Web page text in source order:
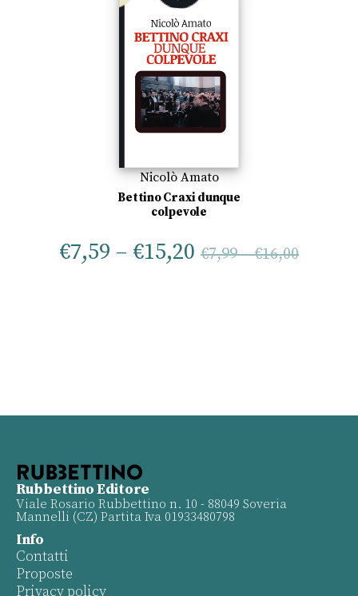
Nicolò Amato
Bettino Craxi dunque
colpevole
€7,59 – €15,20 €7,99–€16,00
Rubbettino Editore
Viale Rosario Rubbettino n. 10 - 88049 Soveria
Mannelli (CZ) Partita Iva 01933480798
Info
Contatti
Proposte
Privacy policy